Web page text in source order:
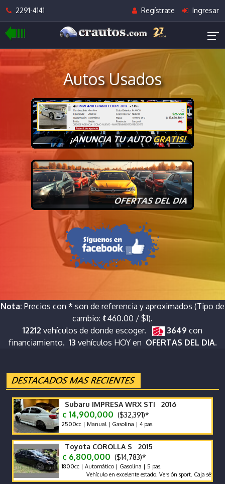
2291-4141 Regístrate Ingresar
Autos Usados
Nota: Precios con * son de referencia y aproximados (Tipo de
cambio: ¢460.00 / $1).
12212 vehículos de donde escoger. 3649 con
financiamiento. 13 vehículos HOY en OFERTAS DEL DIA.
Subaru IMPRESA WRX STI 2016
¢ 14,900,000 ($32,391)*
2500cc | Manual | Gasolina | 4 pas.
Toyota COROLLA S 2015
¢ 6,800,000 ($14,783)*
1800cc | Automático | Gasolina | 5 pas.
Vehículo en excelente estado. Versión sport. Caja sétima